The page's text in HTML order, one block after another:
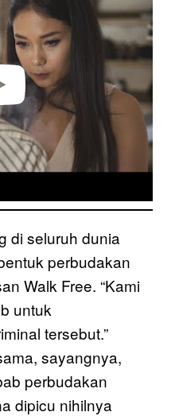
di seluruh dunia
perbudakan
Walk Free. “Kami
untuk
tersebut.”
sayangnya,
perbudakan
dipicu nihilnya